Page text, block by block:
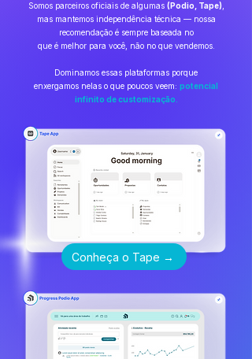
Somos parceiros oficiais de algumas (Podio, Tape)
mas mantemos independência técnica — nossa
recomendação é sempre baseada no
que é melhor para você, não no que vendemos.
Dominamos essas plataformas porque
enxergamos nelas o que poucos veem: potencial
infinito de customização.
Conheça o Tape →